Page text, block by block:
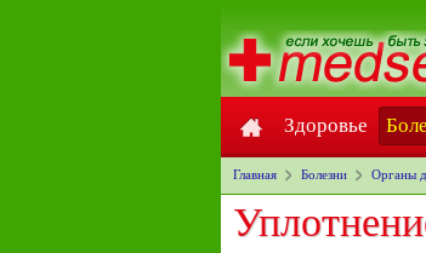
Здоровье
Главная Болезни Органы